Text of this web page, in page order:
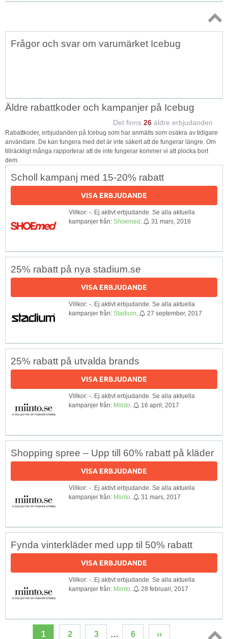
Topp
Frågor och svar om varumärket Icebug
Äldre rabattkoder och kampanjer på Icebug
Det finns 26 äldre erbjudanden
Rabattkoder, erbjudanden på Icebug som har anmälts som osäkra av tidigare
användare. De kan fungera med det är inte säkert att de fungerar längre. Om
tillräckligt många rapporterar att de inte fungerar kommer vi att plocka bort
dem.
Scholl kampanj med 15-20% rabatt
VISA ERBJUDANDE
Villkor: -. Ej aktivt erbjudande. Se alla aktuella
kampanjer från: Shoemed 31 mars, 2018
25% rabatt på nya stadium.se
VISA ERBJUDANDE
Villkor: -. Ej aktivt erbjudande. Se alla aktuella
kampanjer från: Stadium 27 september, 2017
25% rabatt på utvalda brands
VISA ERBJUDANDE
Villkor: -. Ej aktivt erbjudande. Se alla aktuella
kampanjer från: Miinto 16 april, 2017
Shopping spree – Upp till 60% rabatt på kläder
VISA ERBJUDANDE
Villkor: -. Ej aktivt erbjudande. Se alla aktuella
kampanjer från: Miinto 31 mars, 2017
Fynda vinterkläder med upp til 50% rabatt
VISA ERBJUDANDE
Villkor: -. Ej aktivt erbjudande. Se alla aktuella
kampanjer från: Miinto 28 februari, 2017
1 2 3 … 6 ››